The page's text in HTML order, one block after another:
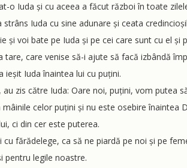
o Iuda și cu aceea a făcut război în toate
Iuda cu sine adunare și ceata
voi bate pe Iuda și pe cei care sunt cu el și
tare, care venise să-i ajute să facă izbândă
ieșit Iuda înaintea lui cu puțini.
zis către Iuda: Oare noi, puțini, vom putea
celor puțini și nu este osebire
ci din cer este puterea.
fărădelege, ca să ne piardă pe noi și pe
pentru legile noastre.